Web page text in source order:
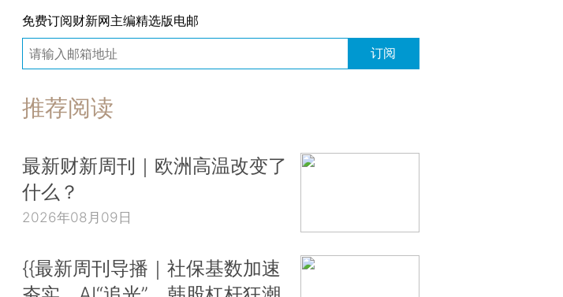
免费订阅财新网主编精选版电邮
订阅
推荐阅读
最新财新周刊｜欧洲高温改变了
什么？
2026年08月09日
{{最新周刊导播｜社保基数加速